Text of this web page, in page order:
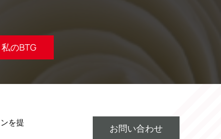
私のBTG
を提 お問い合わせ